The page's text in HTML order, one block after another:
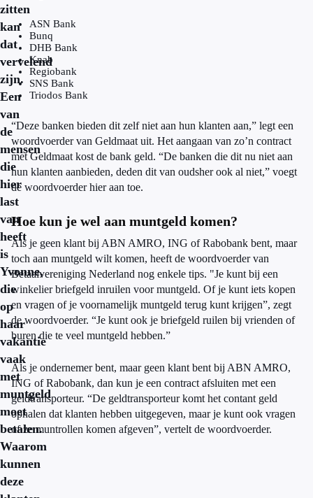
zitten
kan
dat
vervelend
zijn.
Een
van
de
mensen
die
hier
last
van
heeft
is
Yvonne,
die
op
haar
vakantie
vaak
met
muntgeld
moet
betalen.
Waarom
kunnen
deze
ASN Bank
Bunq
DHB Bank
Knab
Regiobank
SNS Bank
Triodos Bank
“Deze banken bieden dit zelf niet aan hun klanten aan,” legt een
woordvoerder van Geldmaat uit. Het aangaan van zo’n contract
met Geldmaat kost de bank geld. “De banken die dit nu niet aan
hun klanten aanbieden, deden dit van oudsher ook al niet,” voegt
de woordvoerder hier aan toe.
Hoe kun je wel aan muntgeld komen?
Als je geen klant bij ABN AMRO, ING of Rabobank bent, maar
toch aan muntgeld wilt komen, heeft de woordvoerder van
Betaalvereniging Nederland nog enkele tips. "Je kunt bij een
winkelier briefgeld inruilen voor muntgeld. Of je kunt iets kopen
en vragen of je voornamelijk muntgeld terug kunt krijgen”, zegt
de woordvoerder. “Je kunt ook je briefgeld ruilen bij vrienden of
buren die te veel muntgeld hebben.”
Als je ondernemer bent, maar geen klant bent bij ABN AMRO,
ING of Rabobank, dan kun je een contract afsluiten met een
geldtransporteur. “De geldtransporteur komt het contant geld
ophalen dat klanten hebben uitgegeven, maar je kunt ook vragen
of ze muntrollen komen afgeven”, vertelt de woordvoerder.